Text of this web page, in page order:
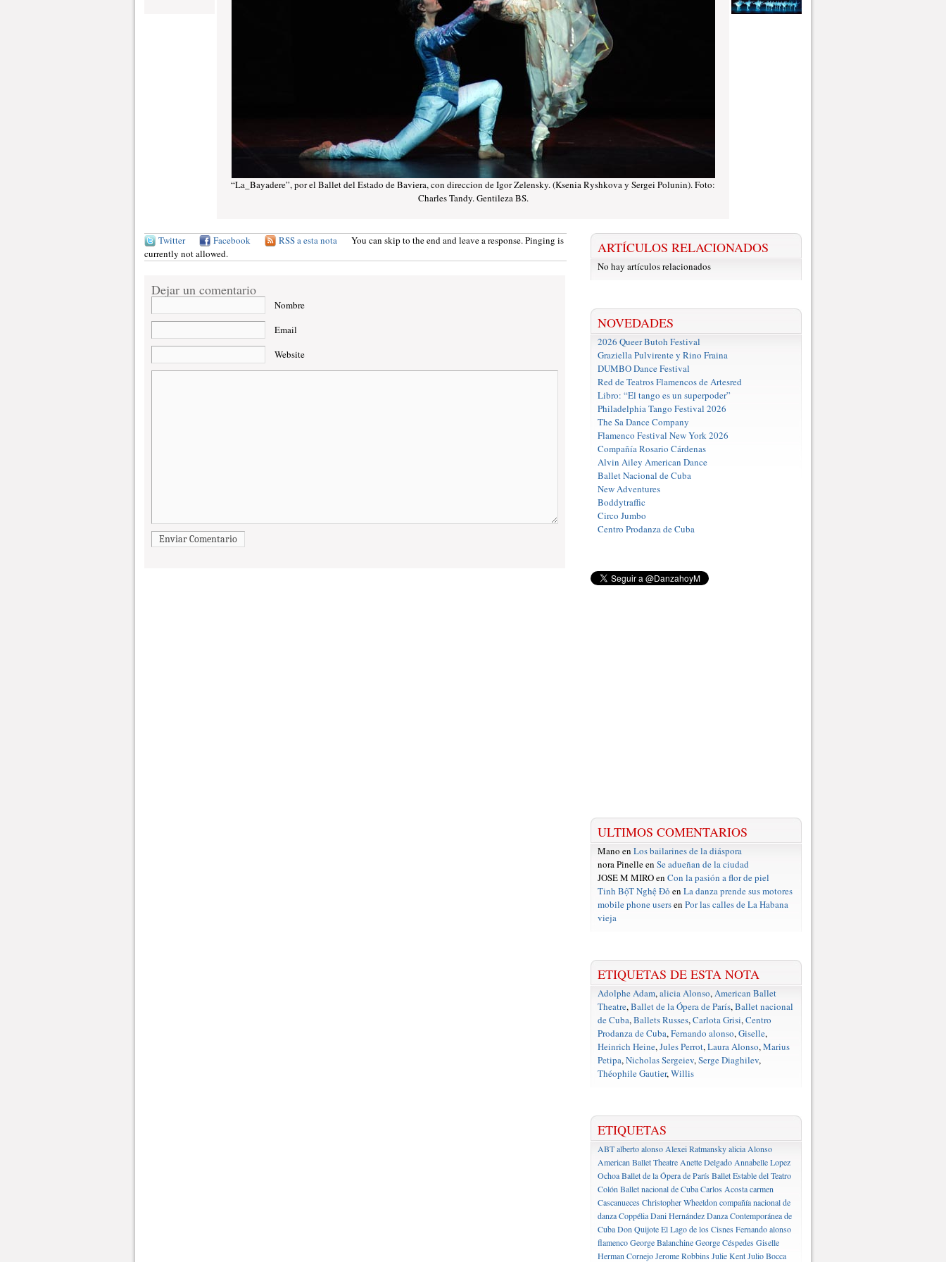
“La_Bayadere”, por el Ballet del Estado de Baviera, con direccion de Igor Zelensky. (Ksenia Ryshkova y Sergei Polunin). Foto:
Charles Tandy. Gentileza BS.
Twitter Facebook RSS a esta nota
You can skip to the end and leave a response. Pinging is
currently not allowed.
Dejar un comentario
Nombre
Email
Website
Enviar Comentario
ARTÍCULOS RELACIONADOS
No hay artículos relacionados
NOVEDADES
2026 Queer Butoh Festival
Graziella Pulvirente y Rino Fraina
DUMBO Dance Festival
Red de Teatros Flamencos de Artesred
Libro: “El tango es un superpoder”
Philadelphia Tango Festival 2026
The Sa Dance Company
Flamenco Festival New York 2026
Compañía Rosario Cárdenas
Alvin Ailey American Dance
Ballet Nacional de Cuba
New Adventures
Boddytraffic
Circo Jumbo
Centro Prodanza de Cuba
ULTIMOS COMENTARIOS
Mano en Los bailarines de la diáspora
nora Pinelle en Se adueñan de la ciudad
JOSE M MIRO en Con la pasión a flor de piel
Tinh BộT Nghệ Đỏ en La danza prende sus motores
mobile phone usersen Por las calles de La Habana
vieja
ETIQUETAS DE ESTA NOTA
Adolphe Adam,alicia Alonso,American Ballet
Theatre,Ballet de la Ópera de París,Ballet nacional
de Cuba,Ballets Russes,Carlota Grisi,Centro
Prodanza de Cuba,Fernando alonso,Giselle,
Heinrich Heine,Jules Perrot,Laura Alonso,Marius
Petipa,Nicholas Sergeiev,Serge Diaghilev,
Théophile Gautier,Willis
ETIQUETAS
ABTalberto alonso Alexei Ratmanskyalicia Alonso
American Ballet Theatre Anette Delgado Annabelle Lopez
OchoaBallet de la Ópera de ParísBallet Estable del Teatro
Colón Ballet nacional de CubaCarlos Acostacarmen
CascanuecesChristopher Wheeldon compañía nacional de
danzaCoppéliaDani HernándezDanza Contemporánea de
CubaDon QuijoteEl Lago de los CisnesFernando alonso
flamencoGeorge BalanchineGeorge CéspedesGiselle
Herman CornejoJerome RobbinsJulie KentJulio Bocca